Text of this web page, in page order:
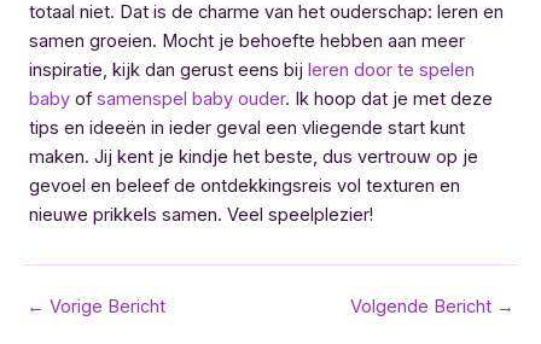
totaal niet. Dat is de charme van het ouderschap: leren en
samen groeien. Mocht je behoefte hebben aan meer
inspiratie, kijk dan gerust eens bij leren door te spelen
baby of samenspel baby ouder. Ik hoop dat je met deze
tips en ideeën in ieder geval een vliegende start kunt
maken. Jij kent je kindje het beste, dus vertrouw op je
gevoel en beleef de ontdekkingsreis vol texturen en
nieuwe prikkels samen. Veel speelplezier!
Bericht
← Vorige Bericht Volgende Bericht →